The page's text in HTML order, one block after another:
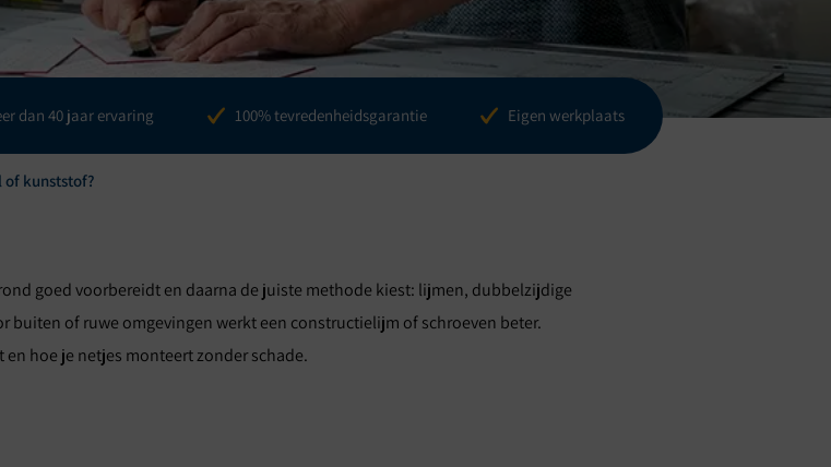
dan 40 jaar ervaring 100% tevredenheidsgarantie Eigen werkplaats
of kunststof?
goed voorbereidt en daarna de juiste methode kiest: lijmen, dubbelzijdige
of ruwe omgevingen werkt een constructielijm of schroeven beter.
hoe je netjes monteert zonder schade.